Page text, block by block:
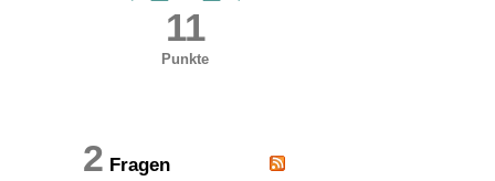
11
Punkte
2 Fragen